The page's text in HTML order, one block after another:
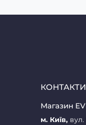
Магазин
м. Київ,